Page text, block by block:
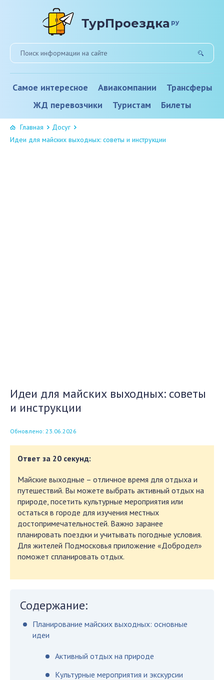
ТурПроездка ру
Самое интересное Авиакомпании
Трансферы
ЖД перевозчики
Туристам Билеты
Главная
Досуг
Идеи для майских выходных: советы и инструкции
Идеи для майских выходных: советы
и инструкции
Обновлено: 23.06.2026
Ответ за 20 секунд:
Майские выходные – отличное время для отдыха и
путешествий. Вы можете выбрать активный отдых на
природе, посетить культурные мероприятия или
остаться в городе для изучения местных
достопримечательностей. Важно заранее
планировать поездки и учитывать погодные условия.
Для жителей Подмосковья приложение «Добродел»
поможет спланировать отдых.
Содержание:
Планирование майских выходных: основные
идеи
Активный отдых на природе
Культурные мероприятия и экскурсии